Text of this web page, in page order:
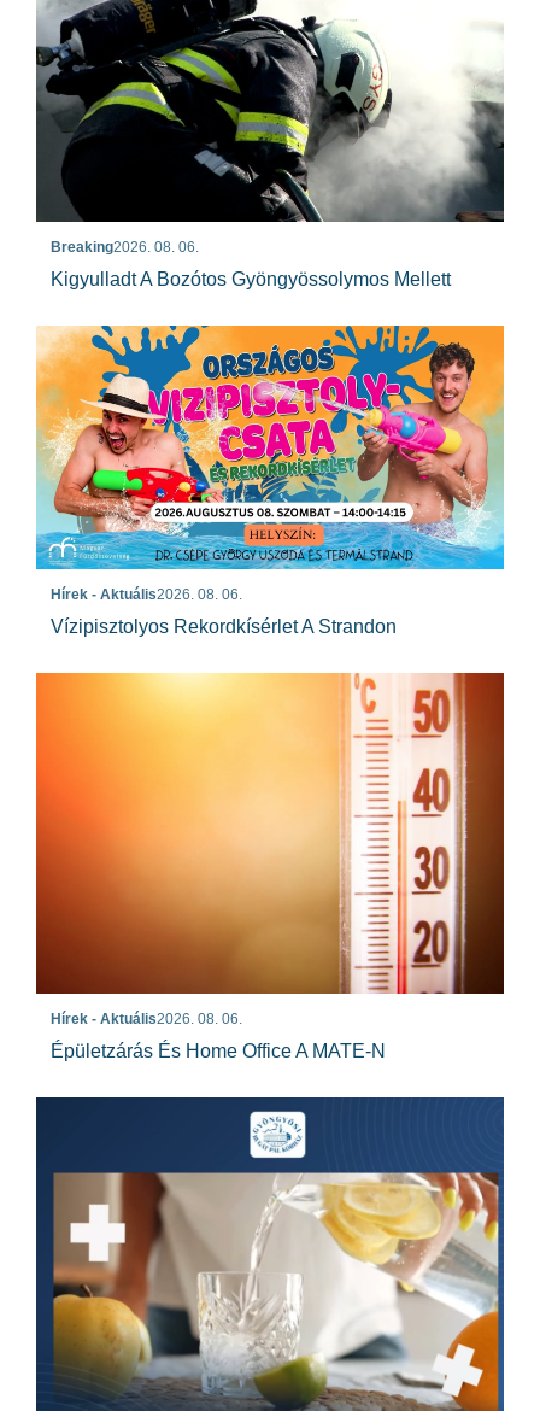
Breaking2026. 08. 06.
Kigyulladt A Bozótos Gyöngyössolymos Mellett
Hírek - Aktuális2026. 08. 06.
Vízipisztolyos Rekordkísérlet A Strandon
Hírek - Aktuális2026. 08. 06.
Épületzárás És Home Office A MATE-N